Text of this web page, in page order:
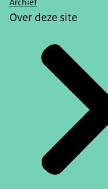
Archief
Over deze site